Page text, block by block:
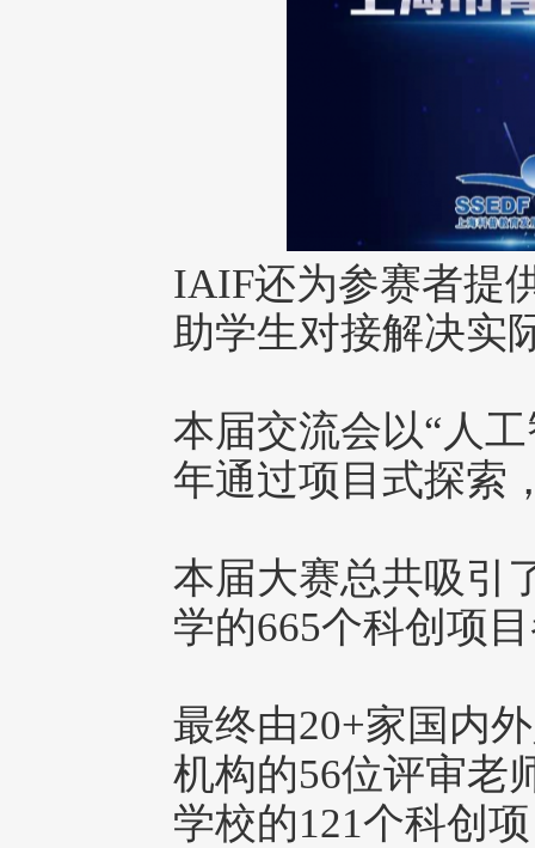
IAIF还为参赛者提
助学生对接解决实
本届交流会以“人
年通过项目式探索
本届大赛总共吸引
学的665个科创项
最终由20+家国内
机构的56位评审老
学校的121个科创